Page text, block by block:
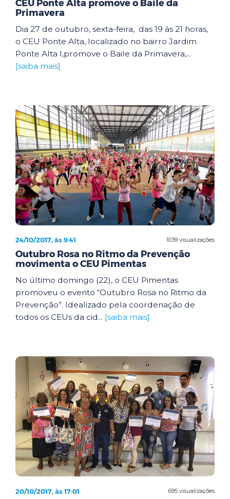
CEU Ponte Alta promove o Baile da
Primavera
Dia 27 de outubro, sexta-feira, das 19 às 21 horas,
o CEU Ponte Alta, localizado no bairro Jardim
Ponte Alta I,promove o Baile da Primavera,...
[saiba mais]
1039 visualizações
24/10/2017, às 9:41
Outubro Rosa no Ritmo da Prevenção
movimenta o CEU Pimentas
No último domingo (22), o CEU Pimentas
promoveu o evento “Outubro Rosa no Ritmo da
Prevenção”. Idealizado pela coordenação de
todos os CEUs da cid... [saiba mais]
695 visualizações
20/10/2017, às 17:01